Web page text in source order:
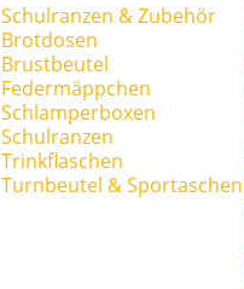
Schulranzen & Zubehör
Brotdosen
Brustbeutel
Federmäppchen
Schlamperboxen
Schulranzen
Trinkflaschen
Turnbeutel & Sportaschen